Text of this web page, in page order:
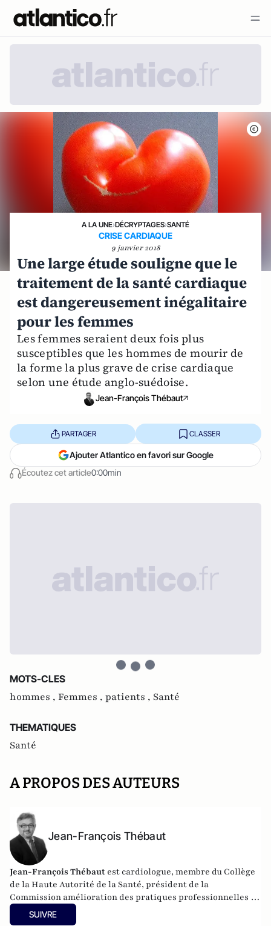
A LA UNE›DÉCRYPTAGES›SANTÉ
CRISE CARDIAQUE
9 janvier 2018
Une large étude souligne que le
traitement de la santé cardiaque
est dangereusement inégalitaire
pour les femmes
Les femmes seraient deux fois plus
susceptibles que les hommes de mourir de
la forme la plus grave de crise cardiaque
selon une étude anglo-suédoise.
Jean-François Thébaut
Écoutez cet article0:00min
PARTAGER CLASSER
Ajouter Atlantico en favori sur Google
MOTS-CLES
hommes , Femmes , patients , Santé
THEMATIQUES
Santé
A PROPOS DES AUTEURS
Jean-François Thébaut
Jean-François Thébaut est cardiologue, membre du Collège
de la Haute Autorité de la Santé, président de la
Commission amélioration des pratiques professionnelles et
de la sécurité des patients.
SUIVRE